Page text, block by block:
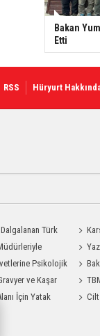
Bakan
Etti
RSS Hüryurt
Türk
Topladı
Psikolojik
ilk
ve Kaşar
İçin Yatak